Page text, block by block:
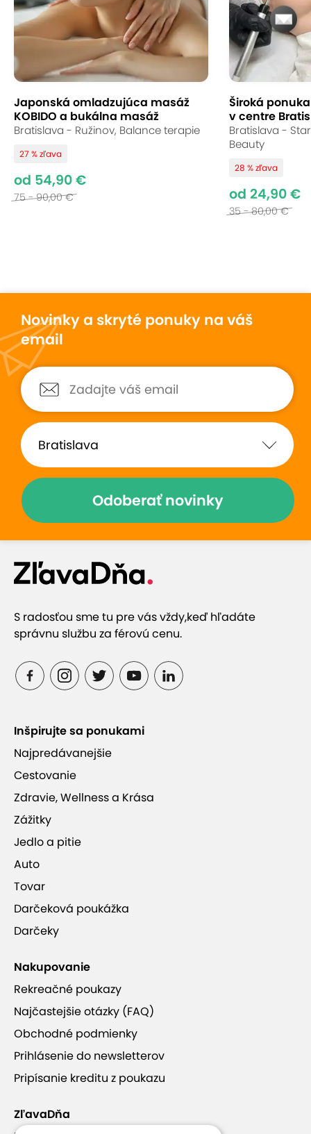
Japonská omladzujúca masáž
KOBIDO a bukálna masáž
Bratislava - Ružinov, Balance terapie
27 % zľava
od 54,90 €
75 - 90,00 €
Široká
v centre
Bratislava -
Beauty
28 % zľava
od 24,90 €
35 - 80,00 €
Novinky a skryté ponuky na váš
email
Odoberať novinky
S radosťou sme tu pre vás vždy,keď hľadáte
správnu službu za férovú cenu.
Inšpirujte sa ponukami
Najpredávanejšie
Cestovanie
Zdravie, Wellness a Krása
Zážitky
Jedlo a pitie
Auto
Tovar
Darčeková poukážka
Darčeky
Nakupovanie
Rekreačné poukazy
Najčastejšie otázky (FAQ)
Obchodné podmienky
Prihlásenie do newsletterov
Pripísanie kreditu z poukazu
ZľavaDňa